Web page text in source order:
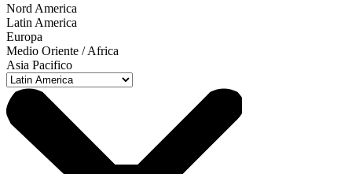
Nord America
Latin America
Europa
Medio Oriente / Africa
Asia Pacifico